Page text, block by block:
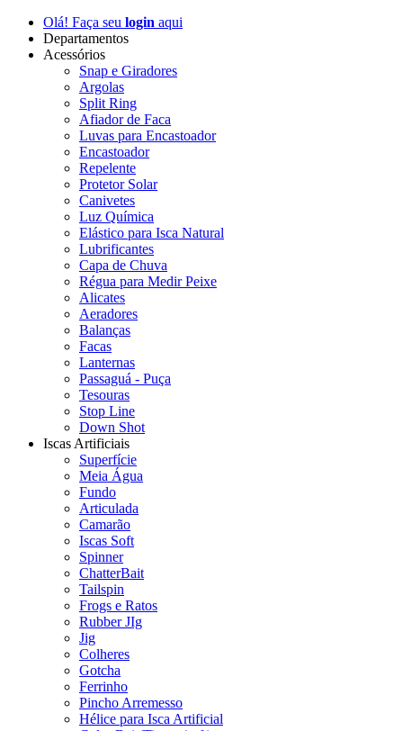
Olá! Faça seu login aqui
Departamentos
Acessórios
Snap e Giradores
Argolas
Split Ring
Afiador de Faca
Luvas para Encastoador
Encastoador
Repelente
Protetor Solar
Canivetes
Luz Química
Elástico para Isca Natural
Lubrificantes
Capa de Chuva
Régua para Medir Peixe
Alicates
Aeradores
Balanças
Facas
Lanternas
Passaguá - Puça
Tesouras
Stop Line
Down Shot
Iscas Artificiais
Superfície
Meia Água
Fundo
Articulada
Camarão
Iscas Soft
Spinner
ChatterBait
Tailspin
Frogs e Ratos
Rubber JIg
Jig
Colheres
Gotcha
Ferrinho
Pincho Arremesso
Hélice para Isca Artificial